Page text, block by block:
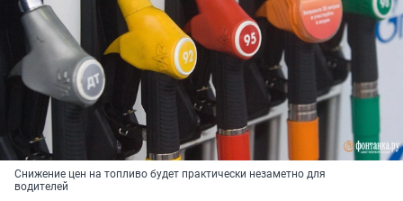
Снижение цен на топливо будет практически незаметно для
водителей